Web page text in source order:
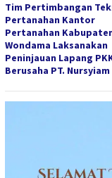
Tim Pertimbangan
Pertanahan Kantor
Pertanahan
Wondama Laksanakan
Peninjauan Lapang
Berusaha PT. Nursyiam